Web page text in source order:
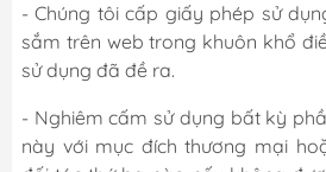
- Chúng tôi cấp giấy phép sử
sắm trên web trong khuôn khổ
sử dụng đã đề ra.
- Nghiêm cấm sử dụng bất kỳ
này với mục đích thương mại